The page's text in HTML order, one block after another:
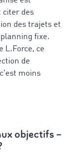
citer des
des trajets et
fixe.
L.Force, ce
de
moins
objectifs –